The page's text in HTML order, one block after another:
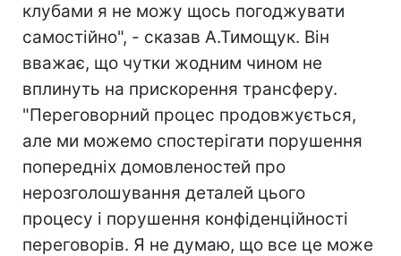
клубами я не можу щось погоджувати
самостійно", - сказав А.Тимощук. Він
вважає, що чутки жодним чином не
вплинуть на прискорення трансферу.
"Переговорний процес продовжується,
але ми можемо спостерігати порушення
попередніх домовленостей про
нерозголошування деталей цього
процесу і порушення конфіденційності
переговорів. Я не думаю, що все це може